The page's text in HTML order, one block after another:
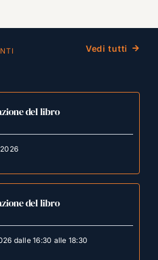
Vedi tutti
del libro
del libro
dalle 16:30 alle 18:30